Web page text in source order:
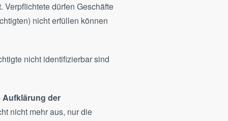
Verpflichtete dürfen Geschäfte
nicht erfüllen können
nicht identifizierbar sind
der
nicht mehr aus, nur die